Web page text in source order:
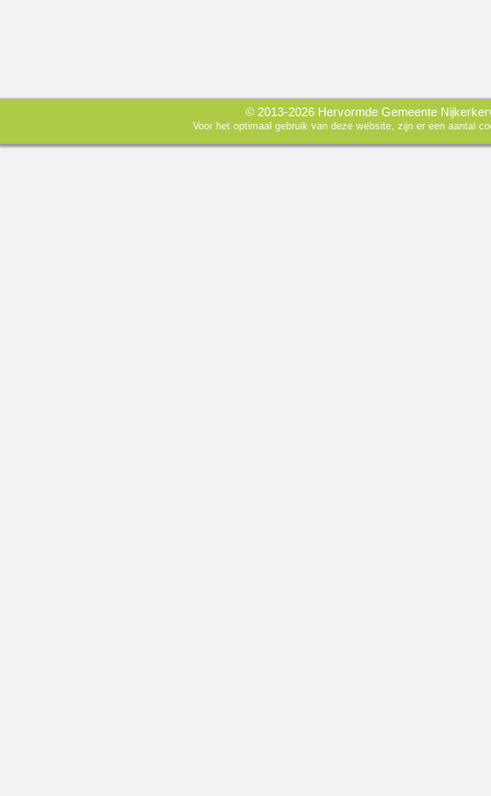
© 2013-2026 Hervormde Gemeente
Voor het optimaal gebruik van deze website, zijn er een aantal